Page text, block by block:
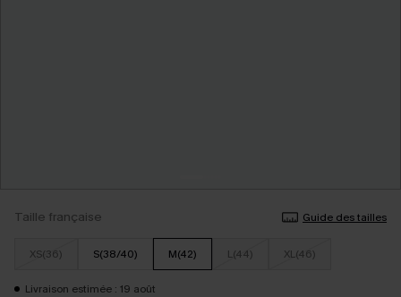
Taille française Guide des tailles
XS(36) S(38/40) M(42) L(44) XL(46)
Livraison estimée : 19 août